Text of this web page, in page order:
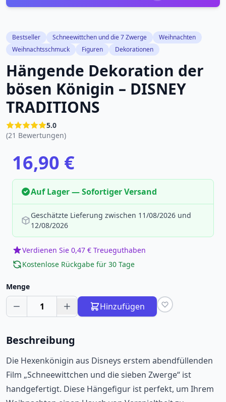
Bestseller Schneewittchen und die 7 Zwerge
Weihnachten
Weihnachtsschmuck
Figuren Dekorationen
Hängende Dekoration der
bösen Königin – DISNEY
TRADITIONS
5.0
(21 Bewertungen)
16,90 €
Auf Lager — Sofortiger Versand
Geschätzte Lieferung zwischen 11/08/2026 und
12/08/2026
Verdienen Sie 0,47 € Treueguthaben
Kostenlose Rückgabe für 30 Tage
Menge
1 Hinzufügen
Beschreibung
Die Hexenkönigin aus Disneys erstem abendfüllenden
Film „Schneewittchen und die sieben Zwerge“ ist
handgefertigt. Diese Hängefigur ist perfekt, um Ihrem